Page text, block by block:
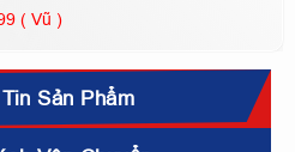
( Vũ )
Sản Phẩm